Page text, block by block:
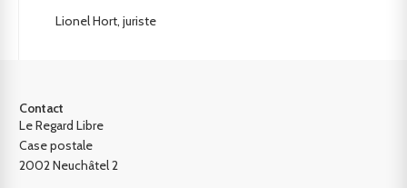
Lionel Hort, juriste
Contact
Le Regard Libre
Case postale
2002 Neuchâtel 2